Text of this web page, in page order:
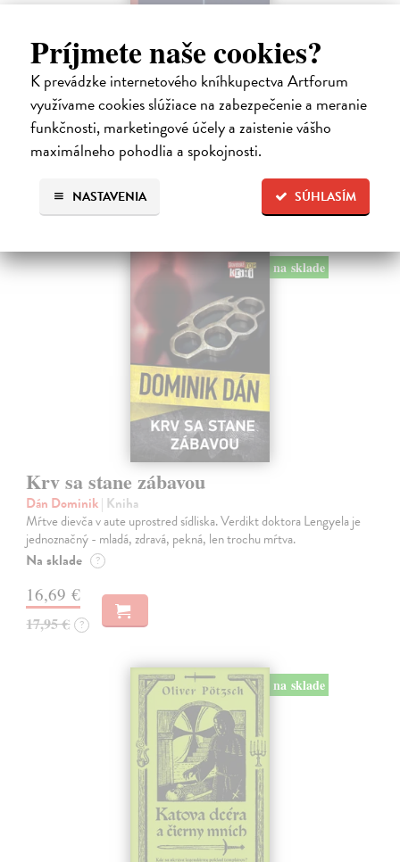
Príjmete naše cookies?
K prevádzke internetového kníhkupectva Artforum
využívame cookies slúžiace na zabezpečenie a meranie
funkčnosti, marketingové účely a zaistenie vášho
maximálneho pohodlia a spokojnosti.
SÚHLASÍM
NASTAVENIA
Sagitarius Petr| Kniha
Tramwaj Cafe je kavárna v polském Těšíně a zároveň místo, kde se
sbíhají všechny nitky související s dalším brutálním zločinem, který
musí vyřešit Roman Saran, major ostravské kriminálky, a jeho tým.
Jak…
Zasielame do 12 dní
16,40 € ?
na sklade
Krv sa stane zábavou
Dán Dominik| Kniha
Mŕtve dievča v aute uprostred sídliska. Verdikt doktora Lengyela je
jednoznačný - mladá, zdravá, pekná, len trochu mŕtva.
Na sklade ?
16,69 €
17,95 € ?
na sklade